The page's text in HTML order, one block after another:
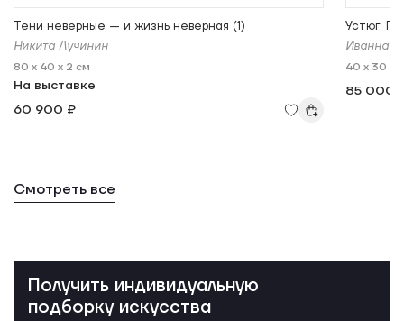
Тени неверные — и жизнь неверная (1)
Никита Лучинин
80 x 40 x 2 см
На выставке
60 900 ₽
Устюг.
Иванна
40 x 30 x
85 000
Смотреть все
Получить индивидуальную
подборку искусства